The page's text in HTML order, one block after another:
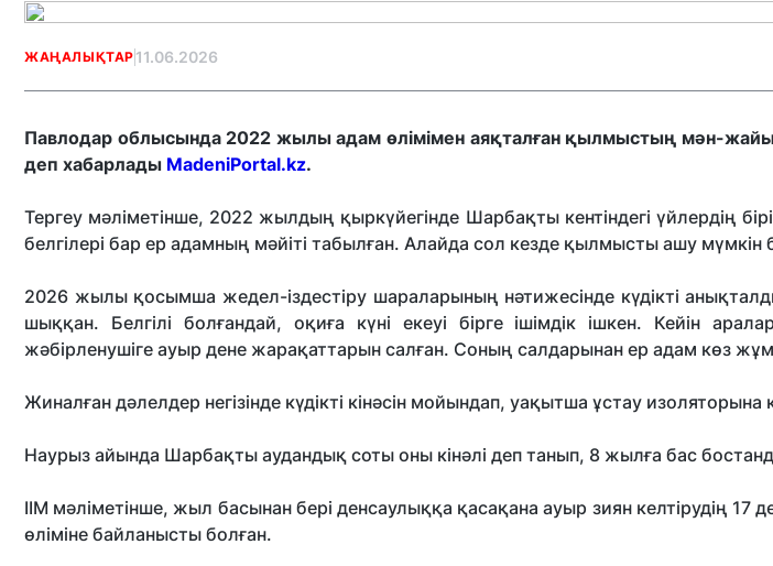
ЖАҢАЛЫҚТАР 11.06.2026
Павлодар облысында 2022 жылы адам өлімімен аяқталған қылмыстың мән-
деп хабарлады MadeniPortal.kz.
Тергеу мәліметінше, 2022 жылдың қыркүйегінде Шарбақты кентіндегі үйлердің
белгілері бар ер адамның мәйіті табылған. Алайда сол кезде қылмысты ашу мүмкін
2026 жылы қосымша жедел-іздестіру шараларының нәтижесінде күдікті
шыққан. Белгілі болғандай, оқиға күні екеуі бірге ішімдік ішкен. Кейін
жәбірленушіге ауыр дене жарақаттарын салған. Соның салдарынан ер адам көз
Жиналған дәлелдер негізінде күдікті кінәсін мойындап, уақытша ұстау
Наурыз айында Шарбақты аудандық соты оны кінәлі деп танып, 8 жылға бас
ІІМ мәліметінше, жыл басынан бері денсаулыққа қасақана ауыр зиян келтірудің 17
өліміне байланысты болған.